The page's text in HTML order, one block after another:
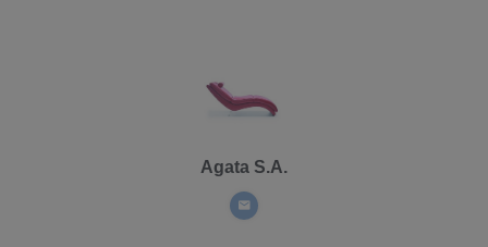
Agata S.A.